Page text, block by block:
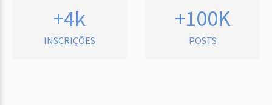
+4k
INSCRIÇÕES
+100K
POSTS